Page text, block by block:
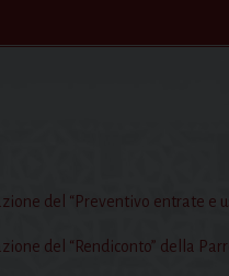
del “Preventivo entrate e
del “Rendiconto” della